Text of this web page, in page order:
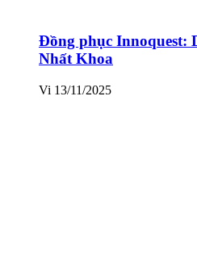
Đồng phục Innoquest:
Nhất Khoa
Vi 13/11/2025